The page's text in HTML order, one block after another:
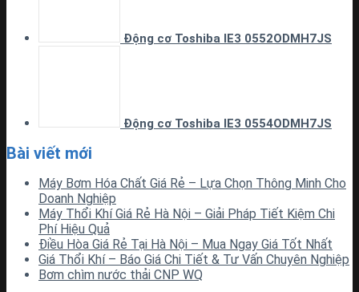
Động cơ Toshiba IE3 0552ODMH7JS
Động cơ Toshiba IE3 0554ODMH7JS
Bài viết mới
Máy Bơm Hóa Chất Giá Rẻ – Lựa Chọn Thông Minh Cho
Doanh Nghiệp
Máy Thổi Khí Giá Rẻ Hà Nội – Giải Pháp Tiết Kiệm Chi
Phí Hiệu Quả
Điều Hòa Giá Rẻ Tại Hà Nội – Mua Ngay Giá Tốt Nhất
Giá Thổi Khí – Báo Giá Chi Tiết & Tư Vấn Chuyên Nghiệp
Bơm chìm nước thải CNP WQ